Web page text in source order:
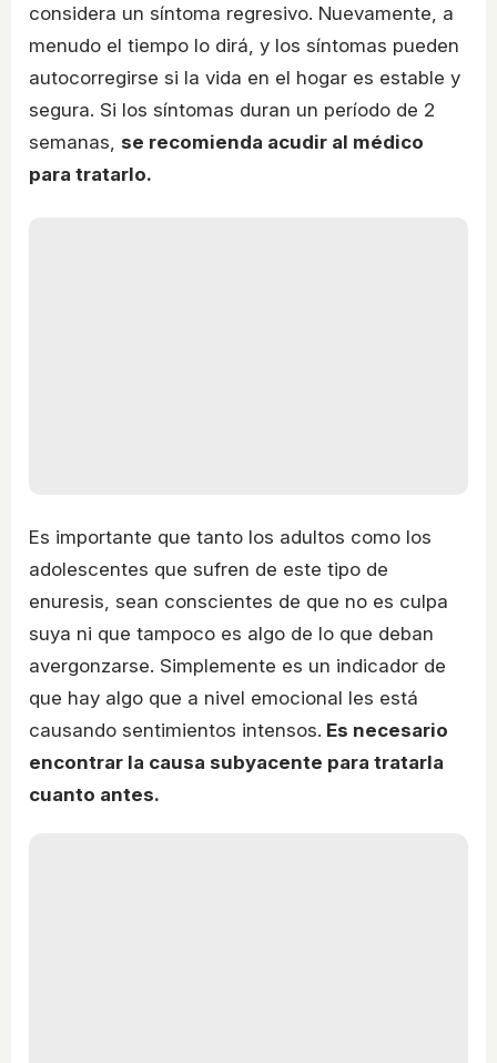
considera un síntoma regresivo. Nuevamente, a
menudo el tiempo lo dirá, y los síntomas pueden
autocorregirse si la vida en el hogar es estable y
segura. Si los síntomas duran un período de 2
semanas, se recomienda acudir al médico
para tratarlo.
Es importante que tanto los adultos como los
adolescentes que sufren de este tipo de
enuresis, sean conscientes de que no es culpa
suya ni que tampoco es algo de lo que deban
avergonzarse. Simplemente es un indicador de
que hay algo que a nivel emocional les está
causando sentimientos intensos. Es necesario
encontrar la causa subyacente para tratarla
cuanto antes.